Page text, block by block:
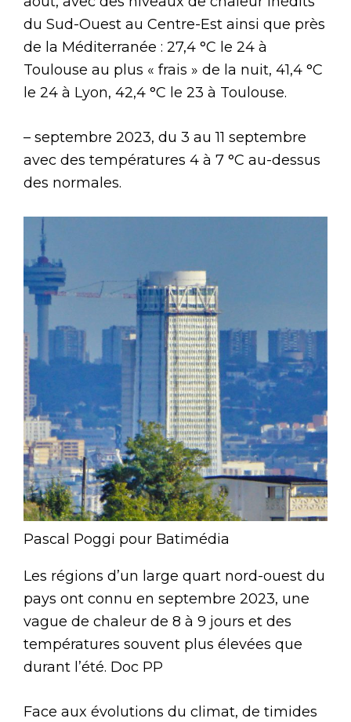
du Sud-Ouest au Centre-Est ainsi que près
de la Méditerranée : 27,4 °C le 24 à
Toulouse au plus « frais » de la nuit, 41,4 °C
le 24 à Lyon, 42,4 °C le 23 à Toulouse.
– septembre 2023, du 3 au 11 septembre
avec des températures 4 à 7 °C au-dessus
des normales.
Pascal Poggi pour Batimédia
Les régions d’un large quart nord-ouest du
pays ont connu en septembre 2023, une
vague de chaleur de 8 à 9 jours et des
températures souvent plus élevées que
durant l’été. Doc PP
Face aux évolutions du climat, de timides